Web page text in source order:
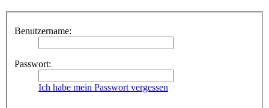
Benutzername:
Passwort:
Ich habe mein Passwort vergessen